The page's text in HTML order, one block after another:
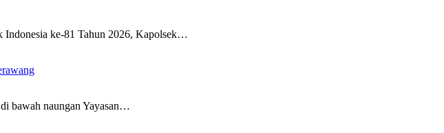
Indonesia ke-81 Tahun 2026, Kapolsek…
bawah naungan Yayasan…